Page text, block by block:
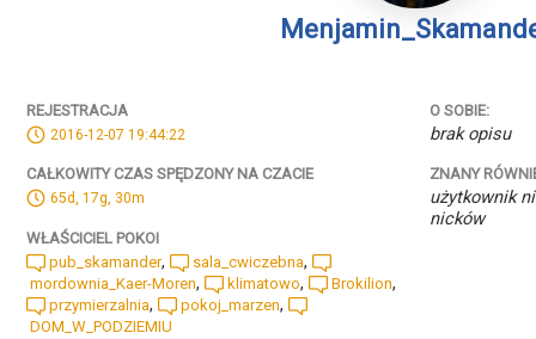
REJESTRACJA
2016-12-07 19:44:22
CAŁKOWITY CZAS SPĘDZONY NA CZACIE
65d, 17g, 30m
WŁAŚCICIEL POKOI
pub_skamander, sala_cwiczebna,
mordownia_Kaer-Moren, klimatowo, Brokilion,
przymierzalnia, pokoj_marzen,
DOM_W_PODZIEMIU
O SOBIE:
brak opisu
ZNANY
użytkownik
nicków